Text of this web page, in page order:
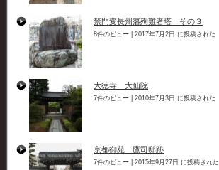
禁門変長州藩殉難者塔 その３
8件のビュー 2017年7月2日 に投稿された
大徳寺 大仙院
7件のビュー 2010年7月3日 に投稿された
京都御苑 鷹司邸跡
7件のビュー 2015年9月27日 に投稿された